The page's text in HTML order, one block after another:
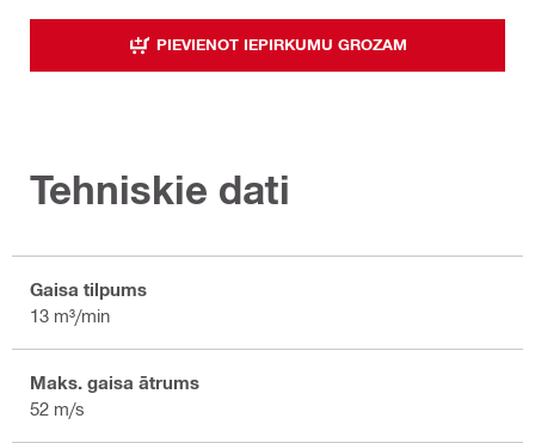
PIEVIENOT IEPIRKUMU GROZAM
Tehniskie dati
Gaisa tilpums
13 m³/min
Maks. gaisa ātrums
52 m/s